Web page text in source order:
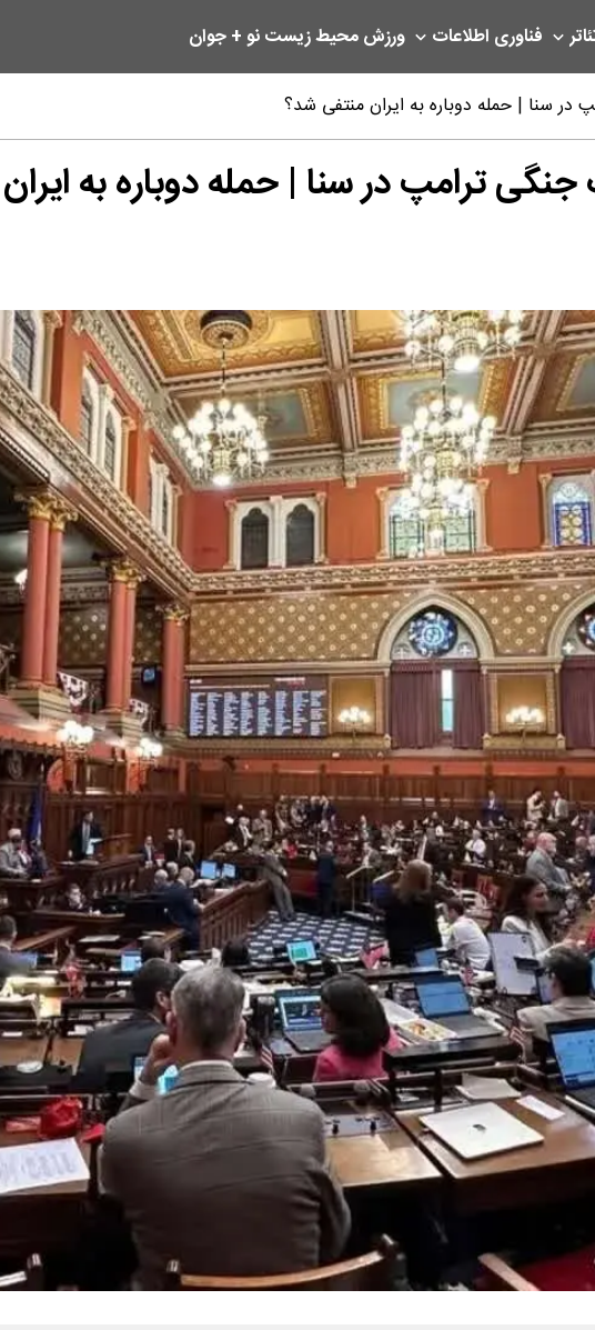
فناوری اطلاعات ورزشمحیط زیستنو + جوان
در سنا | حمله دوباره به ایران منتفی شد؟
ترامپ در سنا | حمله دوباره به